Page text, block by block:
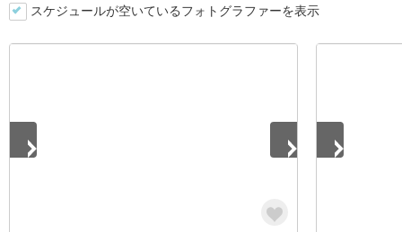
スケジュールが空いているフォトグラファーを表示